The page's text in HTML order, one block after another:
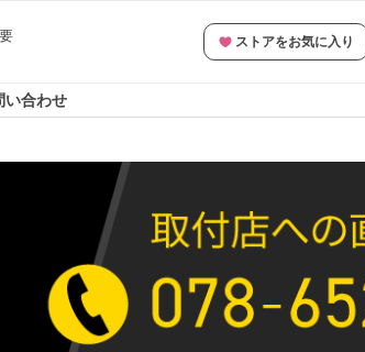
ストアをお気に入り
い合わせ